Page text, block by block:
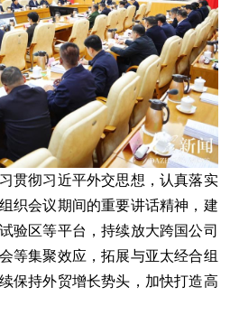
彻习近平外交思想，认真落实
织会议期间的重要讲话精神，建
验区等平台，持续放大跨国公司
等集聚效应，拓展与亚太经合组
保持外贸增长势头，加快打造高